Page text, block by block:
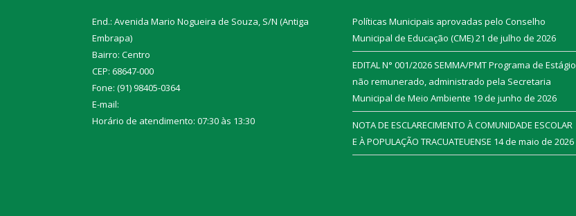
End.: Avenida Mario Nogueira de Souza, S/N (Antiga
Embrapa)
Bairro: Centro
CEP: 68647-000
Fone: (91) 98405-0364
E-mail:
Horário de atendimento: 07:30 às 13:30
Políticas Municipais aprovadas pelo Conselho
Municipal de Educação (CME)21 de julho de 2026
EDITAL N° 001/2026 SEMMA/PMT Programa de Estágio
não remunerado, administrado pela Secretaria
Municipal de Meio Ambiente 19 de junho de 2026
NOTA DE ESCLARECIMENTO À COMUNIDADE ESCOLAR
E À POPULAÇÃO TRACUATEUENSE 14 de maio de 2026